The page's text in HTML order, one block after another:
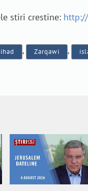
stiri crestine:
, Zarqawi ,